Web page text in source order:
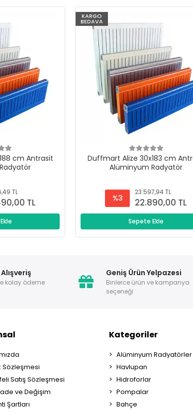
cm Antrasit
TL
TL
KARGO
BEDAVA
Duffmart Alize 30x183 cm
Alüminyum Radyatör
%3
23.597,94 TL
22.890,00 TL
Sepete Ekle
kolay ödeme
Geniş Ürün Yelpazesi
Binlerce ürün ve kampanya
seçeneği
Sözleşmesi
Satış Sözleşmesi
ve Değişim
Şartları
Kategoriler
Alüminyum Radyatörler
Havlupan
Hidroforlar
Pompalar
Bahçe